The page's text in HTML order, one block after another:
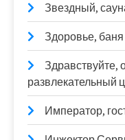
Звездный,
Здоровье, баня
Здравствуйте,
развлекательный
Император,